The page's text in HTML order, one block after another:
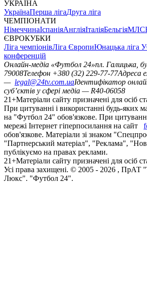
УКРАЇНА
УкраїнаПерша лігаДруга ліга
ЧЕМПІОНАТИ
НімеччинаІспаніяАнгліяІталіяБельгіяМЛС
ЄВРОКУБКИ
Ліга чемпіонівЛіга ЄвропиЮнацька ліга
конференцій
Онлайн-медіа «Футбол 24»пл. Галицька,
79008Телефон +380 (32) 229-77-77Адреса
— legal@24tv.com.uaІдентифікатор
суб’єктів у сфері медіа — R40-06058
21+Матеріали сайту призначені для осіб
При цитуванні і використанні будь-яких
на "Футбол 24" обов'язкове. При
мережі Інтернет гіперпосилання на сайт
обов'язкове. Матеріали зі знаком
"Партнерський матеріал", "Реклама",
публікуємо на правах реклами.
21+Матеріали сайту призначені для осіб
Усi права захищенi. © 2005 - 2026 , ПрАТ
Люкс". "Футбол 24".